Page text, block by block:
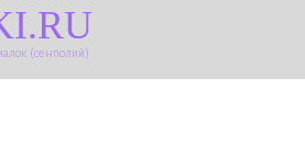
(сенполий)